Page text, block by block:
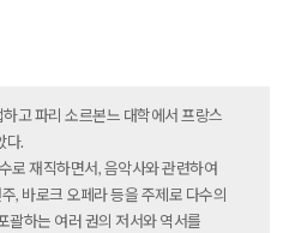
고 파리 소르본느 대학에서 프랑스
다.
로 재직하면서, 음악사와 관련하여
, 바로크 오페라 등을 주제로 다수의
괄하는 여러 권의 저서와 역서를